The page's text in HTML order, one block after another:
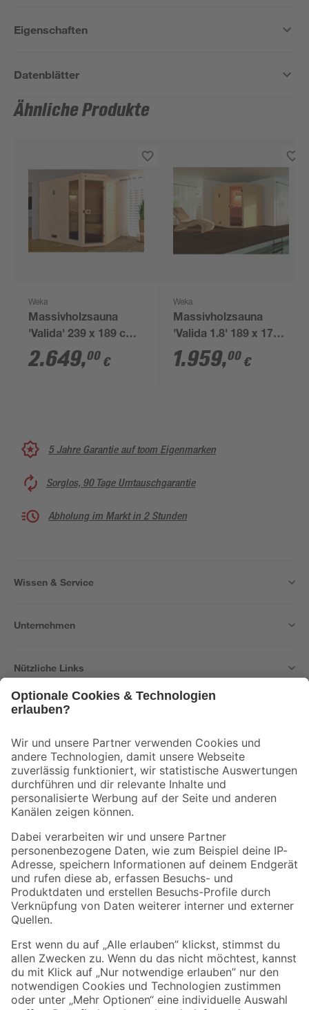
Eigenschaften
Datenblätter
Ähnliche Produkte
Weka
Massivholzsauna
'Valida' 239 x 189 cm,
mit Glastür, Fenster
2.649,00 €
Weka
Massivholzsauna
'Valida 1.8' 189 x 172
cm mit Glastür
1.959,00 €
5 Jahre Garantie auf toom Eigenmarken
Sorglos, 90 Tage Umtauschgarantie
Abholung im Markt in 2 Stunden
Wissen & Service
Unternehmen
Nützliche Links
Der toom Newsletter: Keine Angebote und Aktionen mehr verpassen!
Zur Newsletter Anmeldung
Folge uns
Zahlungsarten Versandarten
Sicher einkaufen
Jetzt die toom-App herunterladen